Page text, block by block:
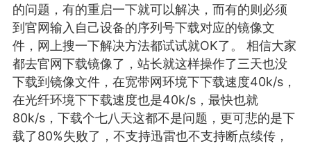
游戏 兴趣 美图
问答 闲谈 官方
的问题，有的重启一下就可以解决，而有的则必须
到官网输入自己设备的序列号下载对应的镜像文
件，网上搜一下解决方法都试试就OK了。 相信大家
都去官网下载镜像了，站长就这样操作了三天也没
下载到镜像文件，在宽带网环境下下载速度40k/s，
在光纤环境下下载速度也是40k/s，最快也就
80k/s，下载个七八天这都不是问题，更可悲的是下
载了80%失败了，不支持迅雷也不支持断点续传，